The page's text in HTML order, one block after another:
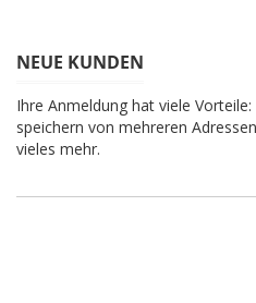
NEUE KUNDEN
Ihre Anmeldung hat viele
speichern von mehreren
vieles mehr.